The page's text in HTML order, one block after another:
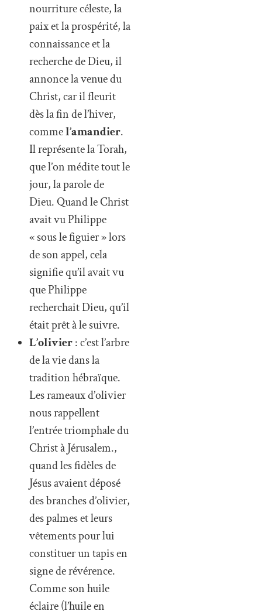
nourriture céleste, la
paix et la prospérité, la
connaissance et la
recherche de Dieu, il
annonce la venue du
Christ, car il fleurit
dès la fin de l’hiver,
commel’amandier.
Il représente la Torah,
que l’on médite tout le
jour, la parole de
Dieu. Quand le Christ
avait vu Philippe
« sous le figuier » lors
de son appel, cela
signifie qu’il avait vu
que Philippe
recherchait Dieu, qu’il
était prêt à le suivre.
L’olivier: c’est l’arbre
de la vie dans la
tradition hébraïque.
Les rameaux d’olivier
nous rappellent
l’entrée triomphale du
Christ à Jérusalem.,
quand les fidèles de
Jésus avaient déposé
des branches d’olivier,
des palmes et leurs
vêtements pour lui
constituer un tapis en
signe de révérence.
Comme son huile
éclaire (l’huile en